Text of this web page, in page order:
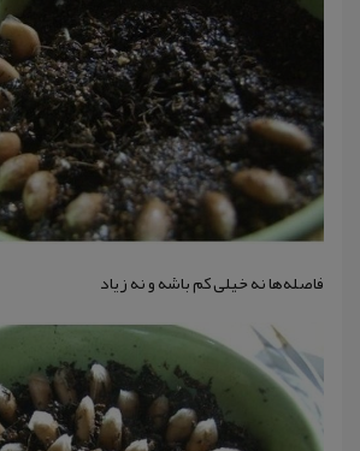
فاصله‌ها نه خیلی کم باشه و نه زیاد